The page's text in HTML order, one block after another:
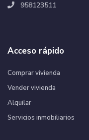
958123511
Acceso rápido
Comprar vivienda
Vender vivienda
Alquilar
Servicios inmobiliarios